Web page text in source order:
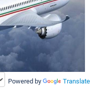
Powered by Translate